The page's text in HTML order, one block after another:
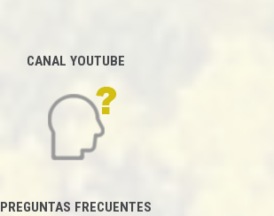
CANAL YOUTUBE
PREGUNTAS FRECUENTES